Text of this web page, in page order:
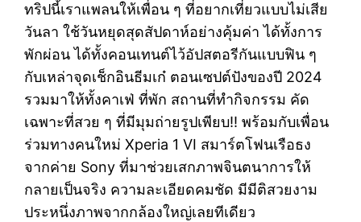
ทริปนี้เราแพลนให้เพื่อน ๆ ที่อยากเที่ยวแบบไม่เสีย
วันลา ใช้วันหยุดสุดสัปดาห์อย่างคุ้มค่า ได้ทั้งการ
พักผ่อน ได้ทั้งคอนเทนต์ไว้อัปสตอรีกันแบบฟิน ๆ
กับเหล่าจุดเช็กอินธีมเก๋ ตอนเซปต์ปังของปี 2024
รวมมาให้ทั้งคาเฟ่ ที่พัก สถานที่ทำกิจกรรม คัด
เฉพาะที่สวย ๆ ที่มีมุมถ่ายรูปเพียบ!! พร้อมกับเพื่อน
ร่วมทางคนใหม่ Xperia 1 VI สมาร์ตโฟนเรือธง
จากค่าย Sony ที่มาช่วยเสกภาพจินตนาการให้
กลายเป็นจริง ความละเอียดคมชัด มีมีติสวยงาม
ประหนึ่งภาพจากกล้องใหญ่เลยทีเดียว